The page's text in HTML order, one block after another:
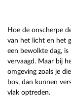
Hoe de onscherpe
van het licht en het
een bewolkte dag,
vervaagd. Maar bij
omgeving zoals je
bos, dan kunnen
vlak optreden.